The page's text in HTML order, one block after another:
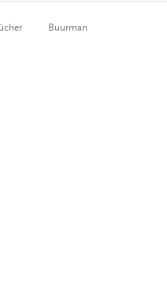
Buurman